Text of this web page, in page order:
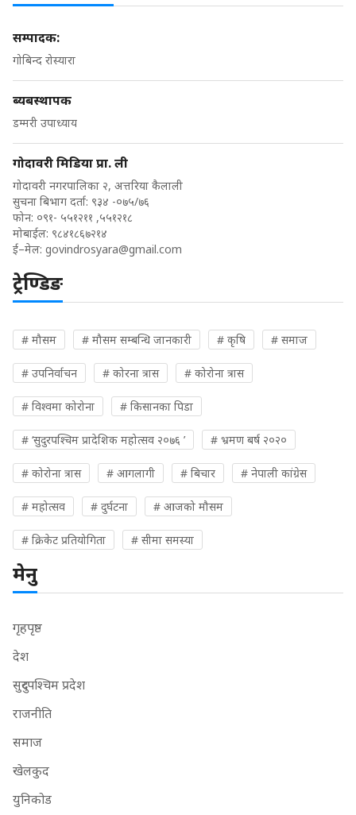
सम्पादक:
गोबिन्द रोस्यारा
ब्यबस्थापक
डम्मरी उपाध्याय
गोदावरी मिडिया प्रा. ली
गोदावरी नगरपालिका २, अत्तरिया कैलाली
सुचना बिभाग दर्ता: ९३४ -०७५/७६
फोन: ०९१- ५५१२११ ,५५१२१८
मोबाईल: ९८४१८६७२१४
ई–मेल: govindrosyara@gmail.com
ट्रेण्डिङ
# मौसम # मौसम सम्बन्धि जानकारी # कृषि # समाज
# उपनिर्वाचन # कोरना त्रास # कोरोना त्रास
# विश्वमा कोरोना # किसानका पिडा
# ‘सुदुरपश्चिम प्रादेशिक महोत्सव २०७६ ’ # भ्रमण बर्ष २०२०
# कोरोना त्रास # आगलागी # बिचार # नेपाली कांग्रेस
# महोत्सव # दुर्घटना # आजको मौसम
# क्रिकेट प्रतियोगिता # सीमा समस्या
मेनु
गृहपृष्ठ
देश
सुदुरपश्चिम प्रदेश
राजनीति
समाज
खेलकुद
युनिकोड